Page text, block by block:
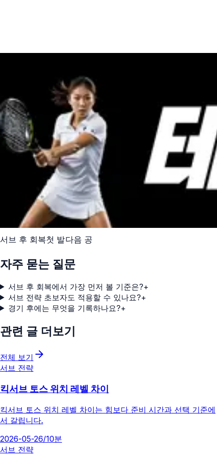
서브 후 회복첫 발다음 공
자주 묻는 질문
서브 후 회복에서 가장 먼저 볼 기준은?+
서브 전략 초보자도 적용할 수 있나요?+
경기 후에는 무엇을 기록하나요?+
관련 글 더보기
전체 보기
서브 전략
킥서브 토스 위치 레벨 차이
킥서브 토스 위치 레벨 차이는 힘보다 준비 시간과 선택 기준에
서 갈립니다.
2026-05-26/10분
서브 전략